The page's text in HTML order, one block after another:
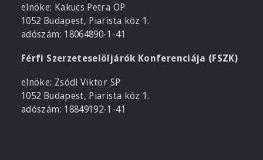
elnöke: Kakucs Petra OP
1052 Budapest, Piarista köz 1.
adószám: 18064890-1-41
Férfi Szerzeteselöljárók Konferenciája (FSZK)
elnöke: Zsódi Viktor SP
1052 Budapest, Piarista köz 1.
adószám: 18849192-1-41